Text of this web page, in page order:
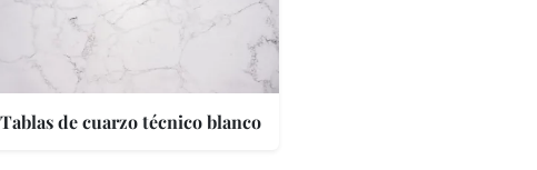
Tablas de cuarzo técnico blanco